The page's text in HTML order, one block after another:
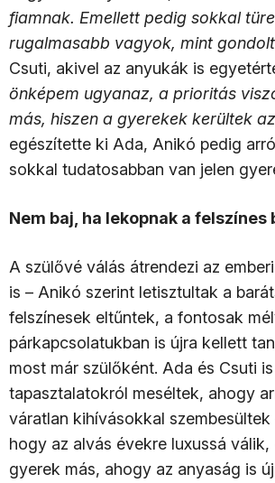
fiamnak. Emellett pedig sokkal
rugalmasabb vagyok, mint
Csuti, akivel az anyukák is
önképem ugyanaz, a prioritás
más, hiszen a gyerekek kerültek
egészítette ki Ada, Anikó pedig
sokkal tudatosabban van jelen
Nem baj, ha lekopnak a
A szülővé válás átrendezi az
is – Anikó szerint letisztultak a
felszínesek eltűntek, a fontosak
párkapcsolatukban is újra kellett
most már szülőként. Ada és Csuti
tapasztalatokról meséltek, ahogy
váratlan kihívásokkal szembesültek
hogy az alvás évekre luxussá
gyerek más, ahogy az anyaság is